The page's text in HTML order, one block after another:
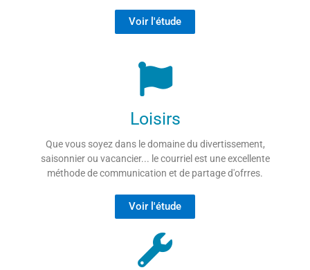
Voir l'étude
Loisirs
Que vous soyez dans le domaine du divertissement,
saisonnier ou vacancier... le courriel est une excellente
méthode de communication et de partage d'ofrres.
Voir l'étude